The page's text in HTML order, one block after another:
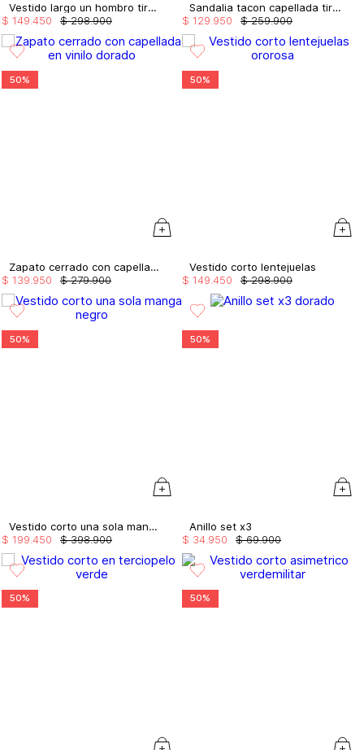
Vestido largo un hombro tira entorchada
$ 298.900
$ 149.450
Sandalia tacon capellada tiras amarre
$ 259.900
$ 129.950
50%
Zapato cerrado con capellada en vinilo
$ 279.900
$ 139 950
50%
Vestido corto lentejuelas
$ 298.900
$ 149 450
50%
Vestido corto una sola manga
$ 398.900
$ 199 450
50%
Anillo set x3
$ 69.900
$ 34 950
50% 50%